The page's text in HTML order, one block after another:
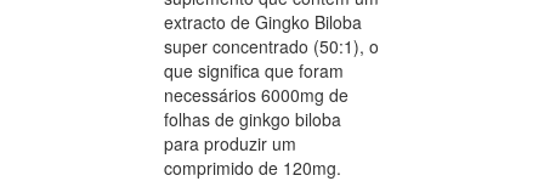
extracto de Gingko Biloba
super concentrado (50:1), o
que significa que foram
necessários 6000mg de
folhas de ginkgo biloba
para produzir um
comprimido de 120mg.